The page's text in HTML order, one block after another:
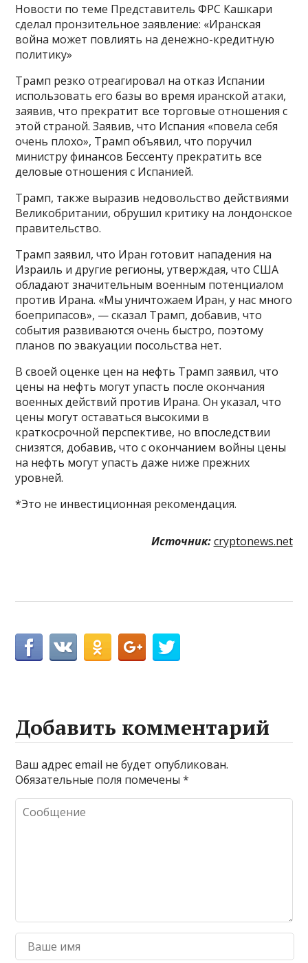
Новости по теме Представитель ФРС Кашкари
сделал пронзительное заявление: «Иранская
война может повлиять на денежно-кредитную
политику»
Трамп резко отреагировал на отказ Испании
использовать его базы во время иранской атаки,
заявив, что прекратит все торговые отношения с
этой страной. Заявив, что Испания «повела себя
очень плохо», Трамп объявил, что поручил
министру финансов Бессенту прекратить все
деловые отношения с Испанией.
Трамп, также выразив недовольство действиями
Великобритании, обрушил критику на лондонское
правительство.
Трамп заявил, что Иран готовит нападения на
Израиль и другие регионы, утверждая, что США
обладают значительным военным потенциалом
против Ирана. «Мы уничтожаем Иран, у нас много
боеприпасов», — сказал Трамп, добавив, что
события развиваются очень быстро, поэтому
планов по эвакуации посольства нет.
В своей оценке цен на нефть Трамп заявил, что
цены на нефть могут упасть после окончания
военных действий против Ирана. Он указал, что
цены могут оставаться высокими в
краткосрочной перспективе, но впоследствии
снизятся, добавив, что с окончанием войны цены
на нефть могут упасть даже ниже прежних
уровней.
*Это не инвестиционная рекомендация.
Источник: cryptonews.net
Добавить комментарий
Ваш адрес email не будет опубликован.
Обязательные поля помечены*